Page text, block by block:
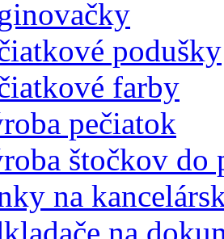
podušky
farby
pečiatok
štočkov do
na
na